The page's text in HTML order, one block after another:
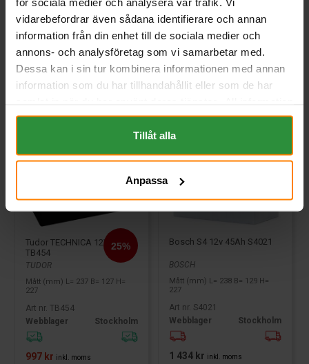
vidarebefordrar även sådana identifierare och annan
information från din enhet till de sociala medier och
annons- och analysföretag som vi samarbetar med.
Dessa kan i sin tur kombinera informationen med annan
information som du har tillhandahållit eller som de har
om "Cookies" och ditt val finner du på vår Cookie sida
längst ner i "footern" på sidan.
Tillåt alla
Anpassa
1 099 kr inkl. moms
1 465 kr
Köp
1 573 kr inkl. moms
Köp
Tudor TECHNICA 12V 45Ah
TB454
TUDOR
Mått (mm) L= 237 B= 127 H=
227
Art nr. TB454
Webblager
Stockholm
997 kr inkl. moms
Bosch S4 12v 45Ah S4021
BOSCH
Mått (mm) L= 238 B= 129 H=
227
Art nr. S4021
Webblager
Stockholm
1 434 kr inkl. moms